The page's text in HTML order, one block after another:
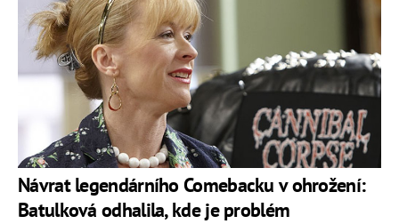
Návrat legendárního Comebacku v ohrožení:
Batulková odhalila, kde je problém